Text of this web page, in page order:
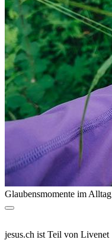
Glaubensmomente im Alltag
jesus.ch ist Teil von Livenet